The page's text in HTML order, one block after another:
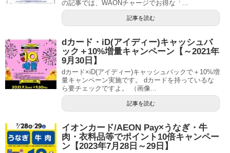
の記事では、WAONチャージでお得な「...
記事を読む
dカード・iD(アイディー)キャッシュバ
ック＋10%増量キャンペーン【～2021年
9月30日】
dカード×iD(アイディー)キャッシュバックで＋10%増
量キャンペーン実施です。 dカードを持っているな
ら要チェックですよ。 （画像...
記事を読む
イオンカード/AEON Pay×うなぎ・牛
肉・衣料品等でポイント10倍キャンペー
ン【2023年7月28日～29日】